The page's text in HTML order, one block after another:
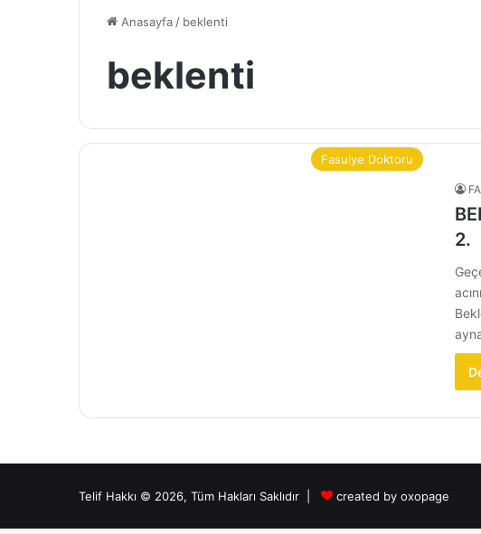
Anasayfa / beklenti
beklenti
Fasulye Doktoru
2.
Telif Hakkı © 2026, Tüm Hakları Saklıdır | created by oxopage